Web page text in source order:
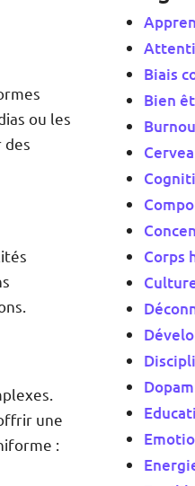
ou les
des
une
:
Biais
Bien
Corps